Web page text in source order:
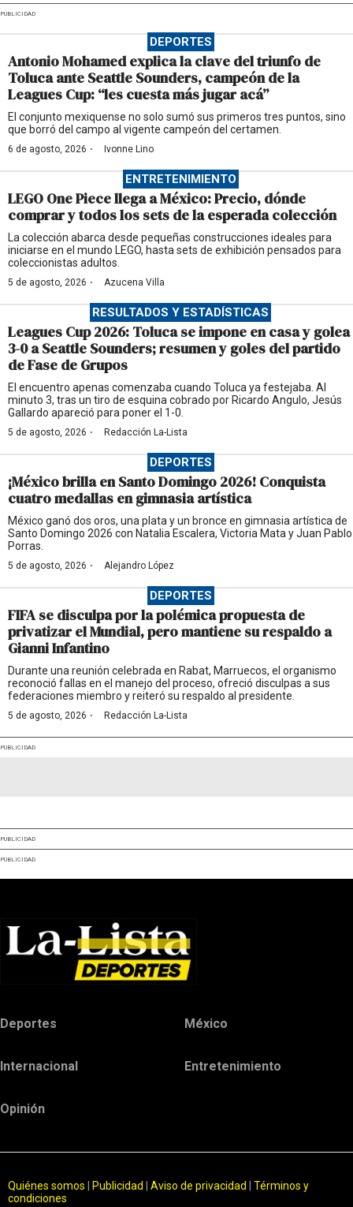
PUBLICIDAD
DEPORTES
Antonio Mohamed explica la clave del triunfo de
Toluca ante Seattle Sounders, campeón de la
Leagues Cup: “les cuesta más jugar acá”
El conjunto mexiquense no solo sumó sus primeros tres puntos, sino
que borró del campo al vigente campeón del certamen.
6 de agosto, 2026 · Ivonne Lino
ENTRETENIMIENTO
LEGO One Piece llega a México: Precio, dónde
comprar y todos los sets de la esperada colección
La colección abarca desde pequeñas construcciones ideales para
iniciarse en el mundo LEGO, hasta sets de exhibición pensados para
coleccionistas adultos.
5 de agosto, 2026 · Azucena Villa
RESULTADOS Y ESTADÍSTICAS
Leagues Cup 2026: Toluca se impone en casa y golea
3-0 a Seattle Sounders; resumen y goles del partido
de Fase de Grupos
El encuentro apenas comenzaba cuando Toluca ya festejaba. Al
minuto 3, tras un tiro de esquina cobrado por Ricardo Angulo, Jesús
Gallardo apareció para poner el 1-0.
5 de agosto, 2026 · Redacción La-Lista
DEPORTES
¡México brilla en Santo Domingo 2026! Conquista
cuatro medallas en gimnasia artística
México ganó dos oros, una plata y un bronce en gimnasia artística de
Santo Domingo 2026 con Natalia Escalera, Victoria Mata y Juan Pablo
Porras.
5 de agosto, 2026 · Alejandro López
DEPORTES
FIFA se disculpa por la polémica propuesta de
privatizar el Mundial, pero mantiene su respaldo a
Gianni Infantino
Durante una reunión celebrada en Rabat, Marruecos, el organismo
reconoció fallas en el manejo del proceso, ofreció disculpas a sus
federaciones miembro y reiteró su respaldo al presidente.
5 de agosto, 2026 · Redacción La-Lista
PUBLICIDAD
PUBLICIDAD
PUBLICIDAD
Deportes México
Internacional Entretenimiento
Opinión
Quiénes somos Publicidad Aviso de privacidad
Términos y
condiciones